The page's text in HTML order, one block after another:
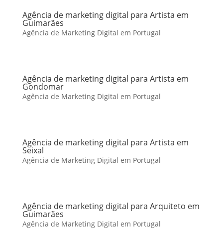
Agência de marketing digital para Artista em
Guimarães
Agência de Marketing Digital em Portugal
Agência de marketing digital para Artista em
Gondomar
Agência de Marketing Digital em Portugal
Agência de marketing digital para Artista em
Seixal
Agência de Marketing Digital em Portugal
Agência de marketing digital para Arquiteto em
Guimarães
Agência de Marketing Digital em Portugal